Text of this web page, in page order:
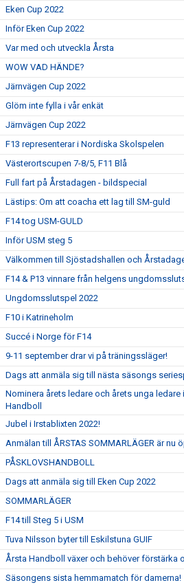
Eken Cup 2022
Inför Eken Cup 2022
Var med och utveckla Årsta
WOW VAD HÄNDE?
Järnvägen Cup 2022
Glöm inte fylla i vår enkät
Järnvägen Cup 2022
F13 representerar i Nordiska Skolspelen
Västerortscupen 7-8/5, F11 Blå
Full fart på Årstadagen - bildspecial
Lästips: Om att coacha ett lag till SM-guld
F14 tog USM-GULD
Inför USM steg 5
Välkommen till Sjöstadshallen och
F14 & P13 vinnare från helgens
Ungdomsslutspel 2022
F10 i Katrineholm
Succé i Norge för F14
9-11 september drar vi på träningssläger!
Dags att anmäla sig till nästa säsongs
Nominera årets ledare och årets unga ledare
Handboll
Jubel i Irstablixten 2022!
Anmälan till ÅRSTAS SOMMARLÄGER är nu
PÅSKLOVSHANDBOLL
Dags att anmäla sig till Eken Cup 2022
SOMMARLÄGER
F14 till Steg 5 i USM
Tuva Nilsson byter till Eskilstuna GUIF
Årsta Handboll växer och behöver förstärka
Säsongens sista hemmamatch för damerna!